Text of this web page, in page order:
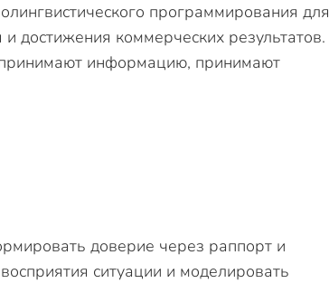
программирования для
достижения коммерческих результатов.
информацию, принимают
доверие через раппорт и
ситуации и моделировать